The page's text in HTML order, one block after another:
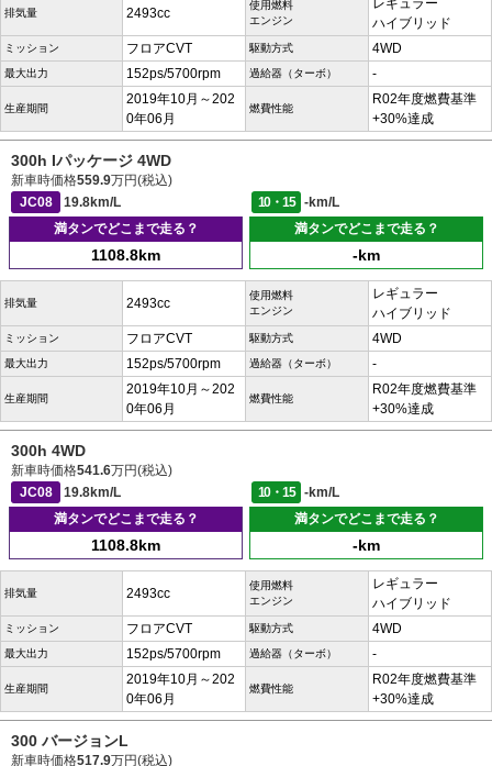
排気量 2493cc
使用燃料
エンジン
レギュラー
ハイブリッド
ミッション フロアCVT 駆動方式 4WD
最大出力 152ps/5700rpm 過給器（ターボ） -
生産期間
2019年10月～202
0年06月
燃費性能
R02年度燃費基準
+30%達成
300h Iパッケージ 4WD
新車時価格559.9万円(税込)
JC08
19.8km/L 10・15
-km/L
満タンでどこまで走る？
1108.8km
満タンでどこまで走る？
-km
排気量 2493cc
使用燃料
エンジン
レギュラー
ハイブリッド
ミッション フロアCVT 駆動方式 4WD
最大出力 152ps/5700rpm 過給器（ターボ） -
生産期間
2019年10月～202
0年06月
燃費性能
R02年度燃費基準
+30%達成
300h 4WD
新車時価格541.6万円(税込)
JC08
19.8km/L 10・15
-km/L
満タンでどこまで走る？
1108.8km
満タンでどこまで走る？
-km
排気量 2493cc
使用燃料
エンジン
レギュラー
ハイブリッド
ミッション フロアCVT 駆動方式 4WD
最大出力 152ps/5700rpm 過給器（ターボ） -
生産期間
2019年10月～202
0年06月
燃費性能
R02年度燃費基準
+30%達成
300 バージョンL
新車時価格517.9万円(税込)